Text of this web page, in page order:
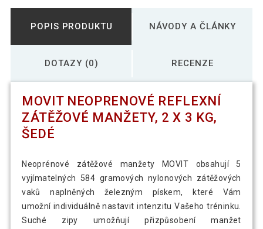
POPIS PRODUKTU NÁVODY A ČLÁNKY
DOTAZY (0) RECENZE
MOVIT NEOPRENOVÉ REFLEXNÍ
ZÁTĚŽOVÉ MANŽETY, 2 X 3 KG,
ŠEDÉ
Neoprénové zátěžové manžety MOVIT obsahují 5
vyjímatelných 584 gramových nylonových zátěžových
vaků naplněných železným pískem, které Vám
umožní individuálně nastavit intenzitu Vašeho tréninku.
Suché zipy umožňují přizpůsobení manžet